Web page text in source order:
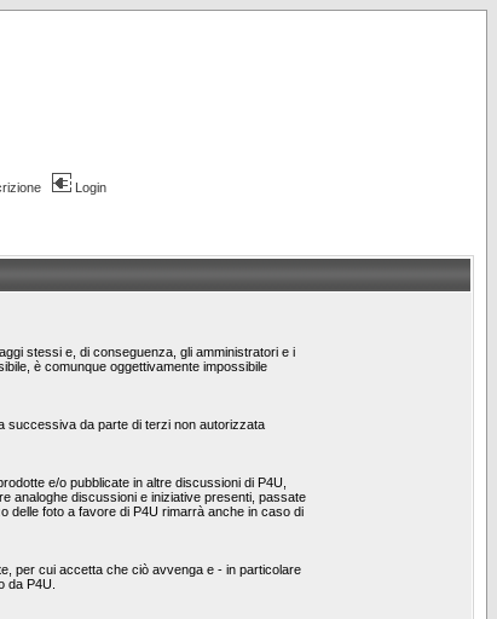
Login
stessi e, di conseguenza, gli amministratori e i
è comunque oggettivamente impossibile
successiva da parte di terzi non autorizzata
e/o pubblicate in altre discussioni di P4U,
analoghe discussioni e iniziative presenti, passate
delle foto a favore di P4U rimarrà anche in caso di
per cui accetta che ciò avvenga e - in particolare
da P4U.